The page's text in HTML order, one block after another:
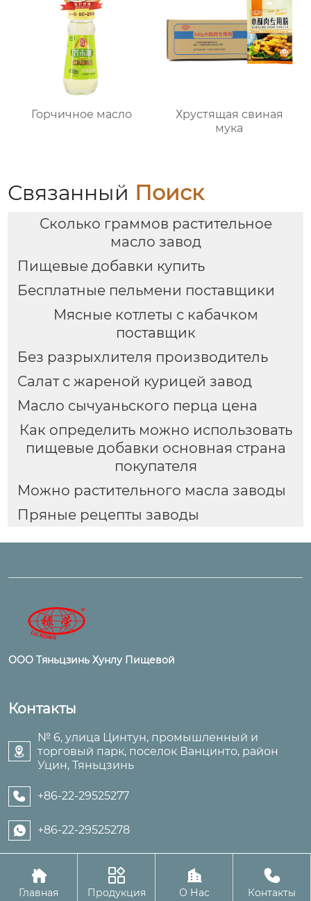
Горчичное масло
Хрустящая свиная
мука
Связанный Поиск
Сколько граммов растительное
масло завод
Пищевые добавки купить
Бесплатные пельмени поставщики
Мясные котлеты с кабачком
поставщик
Без разрыхлителя производитель
Салат с жареной курицей завод
Масло сычуаньского перца цена
Как определить можно использовать
пищевые добавки основная страна
покупателя
Можно растительного масла заводы
Пряные рецепты заводы
ООО Тяньцзинь Хунлу Пищевой
Контакты

№ 6, улица Цинтун, промышленный и
торговый парк, поселок Ванцинто, район
Уцин, Тяньцзинь
 +86-22-29525277
 +86-22-29525278
Авторское право©ООО Тяньцзинь Хунлу Пищевой

Главная

Продукция

О Нас

Контакты